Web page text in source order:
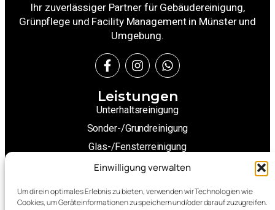
Einwilligung verwalten
Um dir ein optimales Erlebnis zu bieten, verwenden wir Technologien wie
Cookies, um Geräteinformationen zu speichern und/oder darauf zuzugreifen.
Ihr zuverlässiger Partner für Gebäudereinigung,
Grünpflege und Facility Management in Münster und
Umgebung.
Leistungen
Unterhaltsreinigung
Sonder-/Grundreinigung
Glas-/Fensterreinigung
Winterdienste
Weitere Leistungen